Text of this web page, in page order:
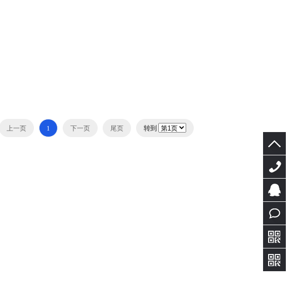
上一页 1 下一页 尾页 转到
QQ客
服
在线
咨询